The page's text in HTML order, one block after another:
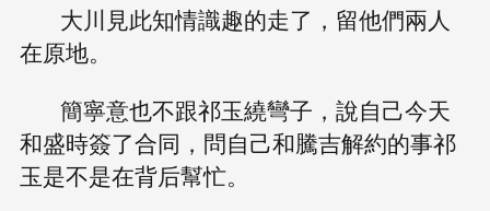
大川見此知情識趣的走了，留他們兩人
在原地。
簡寧意也不跟祁玉繞彎子，說自己今天
和盛時簽了合同，問自己和騰吉解約的事祁
玉是不是在背后幫忙。